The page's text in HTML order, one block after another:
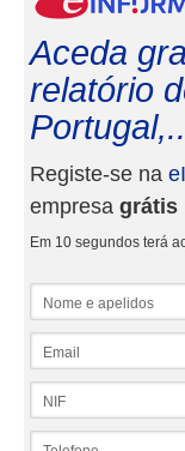
Aceda
relatório
Registe-se na
empresa grátis
Em 10 segundos terá